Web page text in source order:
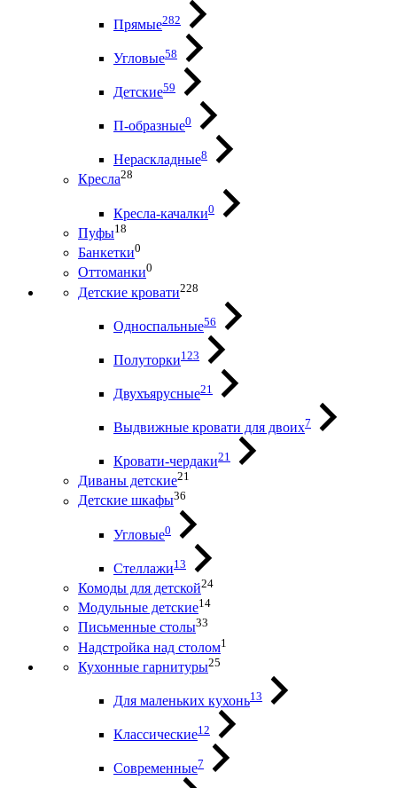
Прямые282
Угловые58
Детские59
П-образные0
Нераскладные8
Кресла28
Кресла-качалки0
Пуфы18
Банкетки0
Оттоманки0
Детские кровати228
Односпальные56
Полуторки123
Двухъярусные21
Выдвижные кровати для двоих7
Кровати-чердаки21
Диваны детские21
Детские шкафы36
Угловые0
Стеллажи13
Комоды для детской24
Модульные детские14
Письменные столы33
Надстройка над столом1
Кухонные гарнитуры25
Для маленьких кухонь13
Классические12
Современные7